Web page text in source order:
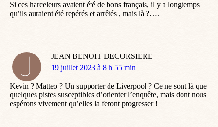
Si ces harceleurs avaient été de bons français, il y a longtemps
qu’ils auraient été repérés et arrêtés , mais là ?….
JEAN BENOIT DECORSIERE
dit
19 juillet 2023 à 8 h 55 min
Kevin ? Matteo ? Un supporter de Liverpool ? Ce ne sont là que
quelques pistes susceptibles d’orienter l’enquête, mais dont nous
espérons vivement qu’elles la feront progresser !